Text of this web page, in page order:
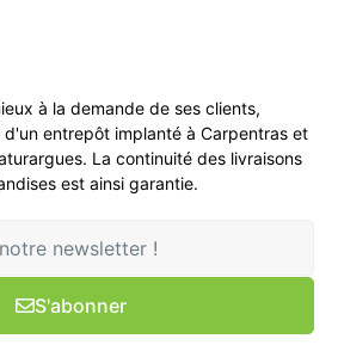
à la demande de ses clients,
entrepôt implanté à Carpentras et
La continuité des livraisons
est ainsi garantie.
S'abonner